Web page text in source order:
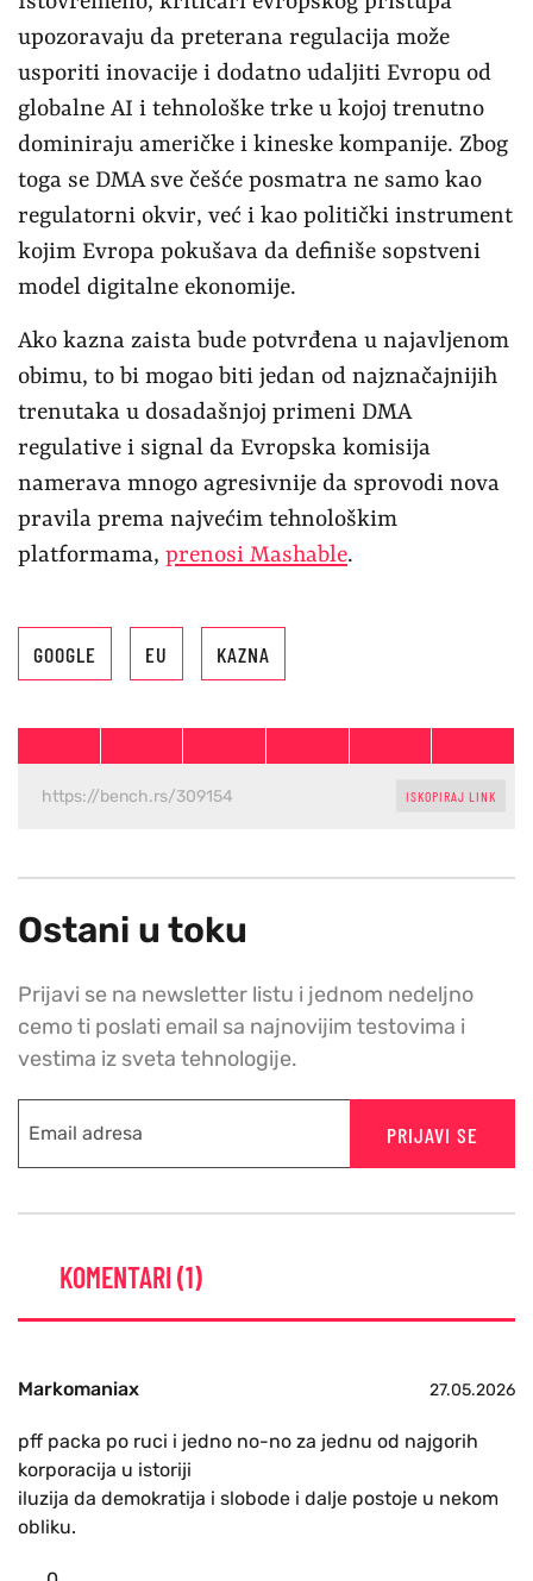
upozoravaju da preterana regulacija može
usporiti inovacije i dodatno udaljiti Evropu od
globalne AI i tehnološke trke u kojoj trenutno
dominiraju američke i kineske kompanije. Zbog
toga se DMA sve češće posmatra ne samo kao
regulatorni okvir, već i kao politički instrument
kojim Evropa pokušava da definiše sopstveni
model digitalne ekonomije.
Ako kazna zaista bude potvrđena u najavljenom
obimu, to bi mogao biti jedan od najznačajnijih
trenutaka u dosadašnjoj primeni DMA
regulative i signal da Evropska komisija
namerava mnogo agresivnije da sprovodi nova
pravila prema najvećim tehnološkim
platformama, prenosi Mashable.
GOOGLE EU KAZNA
ISKOPIRAJ LINK
Ostani u toku
Prijavi se na newsletter listu i jednom nedeljno
cemo ti poslati email sa najnovijim testovima i
vestima iz sveta tehnologije.
PRIJAVI SE
KOMENTARI (1)
Markomaniax 27.05.2026
pff packa po ruci i jedno no-no za jednu od najgorih
korporacija u istoriji
iluzija da demokratija i slobode i dalje postoje u nekom
obliku.